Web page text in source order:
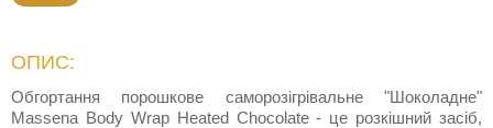
ОПИС:
Обгортання порошкове саморозігрівальне "Шоколадне"
Massena Body Wrap Heated Chocolate - це розкішний засіб,